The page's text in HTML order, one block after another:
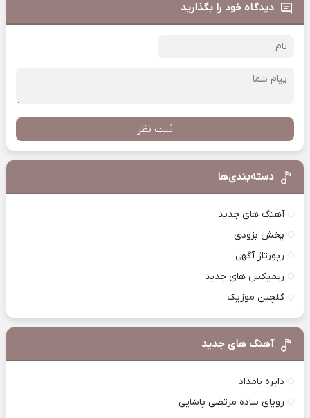
دیدگاه خود را بگذارید
ثبت نظر
دسته‌بندی‌ها
آهنگ های جدید
پخش بزودی
رپورتاژ آگهی
ریمیکس های جدید
گلچین موزیک
آهنگ های جدید
دایره بامداد
رویای ساده مرتضی پاشایی